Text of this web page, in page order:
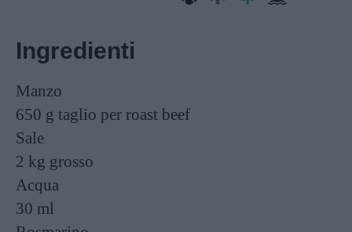
Ingredienti
Manzo
650 g taglio per roast beef
Sale
2 kg grosso
Acqua
30 ml